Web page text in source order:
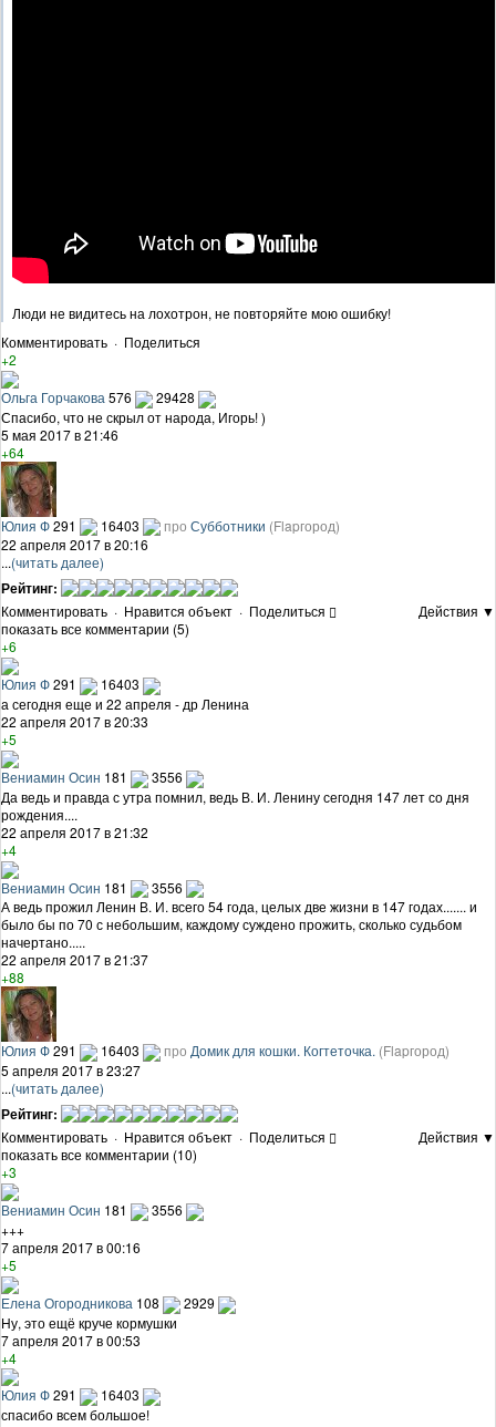
Люди не видитесь на лохотрон, не повторяйте мою ошибку!
Комментировать · Поделиться
+2
Ольга Горчакова 576
29428
Спасибо, что не скрыл от народа, Игорь! )
5 мая 2017 в 21:46
+64
Юлия Ф291 16403 про Субботники (Flapгород)
22 апреля 2017 в 20:16
...(читать далее)
Рейтинг:
Комментировать · Нравится объект · Поделиться
Действия ▼
показать все комментарии (5)
+6
Юлия Ф291
16403
а сегодня еще и 22 апреля - др Ленина
22 апреля 2017 в 20:33
+5
Вениамин Осин 181
3556
Да ведь и правда с утра помнил, ведь В. И. Ленину сегодня 147 лет со дня
рождения....
22 апреля 2017 в 21:32
+4
Вениамин Осин 181
3556
А ведь прожил Ленин В. И. всего 54 года, целых две жизни в 147 годах....... и
было бы по 70 с небольшим, каждому суждено прожить, сколько судьбом
начертано.....
22 апреля 2017 в 21:37
+88
Юлия Ф291 16403 про Домик для кошки. Когтеточка. (Flapгород)
5 апреля 2017 в 23:27
...(читать далее)
Рейтинг:
Комментировать · Нравится объект · Поделиться
Действия ▼
показать все комментарии (10)
+3
Вениамин Осин 181
3556
+++
7 апреля 2017 в 00:16
+5
Елена Огородникова 108
2929
Ну, это ещё круче кормушки
7 апреля 2017 в 00:53
+4
Юлия Ф291
16403
спасибо всем большое!